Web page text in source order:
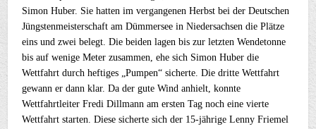
Simon Huber. Sie hatten im vergangenen Herbst bei der Deutschen
Jüngstenmeisterschaft am Dümmersee in Niedersachsen die Plätze
eins und zwei belegt. Die beiden lagen bis zur letzten Wendetonne
bis auf wenige Meter zusammen, ehe sich Simon Huber die
Wettfahrt durch heftiges „Pumpen“ sicherte. Die dritte Wettfahrt
gewann er dann klar. Da der gute Wind anhielt, konnte
Wettfahrtleiter Fredi Dillmann am ersten Tag noch eine vierte
Wettfahrt starten. Diese sicherte sich der 15-jährige Lenny Friemel